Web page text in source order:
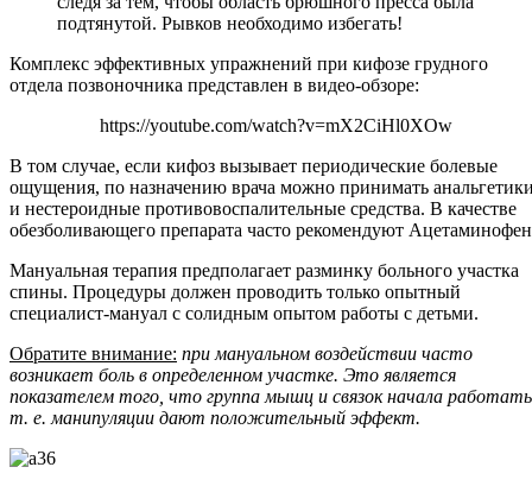
подтянутой. Рывков необходимо избегать!
Комплекс эффективных упражнений при кифозе грудного
отдела позвоночника представлен в видео-обзоре:
https://youtube.com/watch?v=mX2CiHl0XOw
В том случае, если кифоз вызывает периодические болевые
ощущения, по назначению врача можно принимать
и нестероидные противовоспалительные средства. В качестве
обезболивающего препарата часто рекомендуют
Мануальная терапия предполагает разминку больного участка
спины. Процедуры должен проводить только опытный
специалист-мануал с солидным опытом работы с детьми.
Обратите внимание: при мануальном воздействии часто
возникает боль в определенном участке. Это является
показателем того, что группа мышц и связок начала
т. е. манипуляции дают положительный эффект.